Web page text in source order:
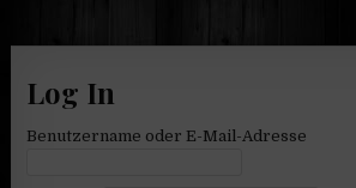
Log In
Benutzername oder E-Mail-Adresse